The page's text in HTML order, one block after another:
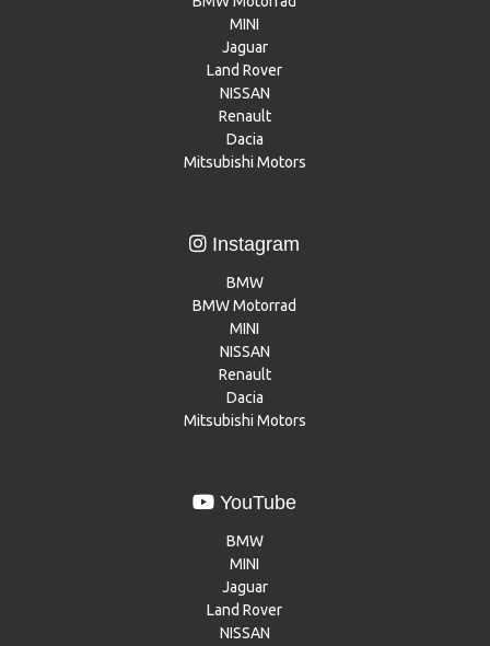
MINI
Jaguar
Land Rover
NISSAN
Renault
Dacia
Mitsubishi Motors
Instagram
BMW
BMW Motorrad
MINI
NISSAN
Renault
Dacia
Mitsubishi Motors
YouTube
BMW
MINI
Jaguar
Land Rover
NISSAN